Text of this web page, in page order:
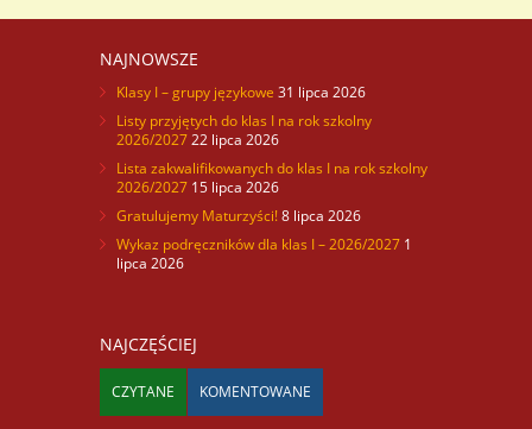
NAJNOWSZE
Klasy I – grupy językowe 31 lipca 2026
Listy przyjętych do klas I na rok szkolny
2026/202722 lipca 2026
Lista zakwalifikowanych do klas I na rok szkolny
2026/2027 15 lipca 2026
Gratulujemy Maturzyści!8 lipca 2026
Wykaz podręczników dla klas I – 2026/2027 1
lipca 2026
NAJCZĘŚCIEJ
CZYTANE KOMENTOWANE